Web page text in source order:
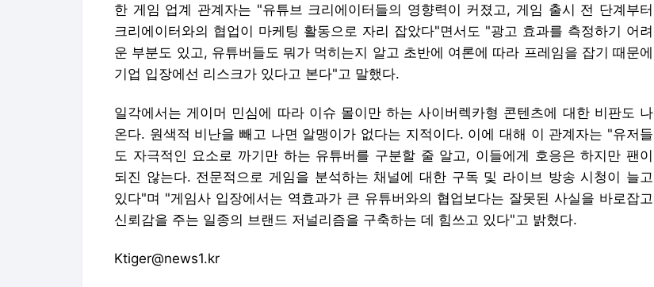
한 게임 업계 관계자는 "유튜브 크리에이터들의 영향력이 커졌고, 게임 출시 전 단계부터
크리에이터와의 협업이 마케팅 활동으로 자리 잡았다"면서도 "광고 효과를 측정하기 어려
운 부분도 있고, 유튜버들도 뭐가 먹히는지 알고 초반에 여론에 따라 프레임을 잡기 때문에
기업 입장에선 리스크가 있다고 본다"고 말했다.
일각에서는 게이머 민심에 따라 이슈 몰이만 하는 사이버렉카형 콘텐츠에 대한 비판도 나
온다. 원색적 비난을 빼고 나면 알맹이가 없다는 지적이다. 이에 대해 이 관계자는 "유저들
도 자극적인 요소로 까기만 하는 유튜버를 구분할 줄 알고, 이들에게 호응은 하지만 팬이
되진 않는다. 전문적으로 게임을 분석하는 채널에 대한 구독 및 라이브 방송 시청이 늘고
있다"며 "게임사 입장에서는 역효과가 큰 유튜버와의 협업보다는 잘못된 사실을 바로잡고
신뢰감을 주는 일종의 브랜드 저널리즘을 구축하는 데 힘쓰고 있다"고 밝혔다.
Ktiger@news1.kr